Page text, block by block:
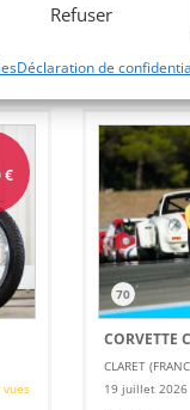
Refuser
Déclaration deVendu par :
€
vues
70
CORVETTE
CLARET
19 juillet 2026